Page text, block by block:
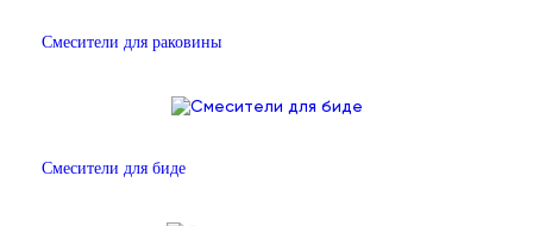
Смесители для раковины
Смесители для биде